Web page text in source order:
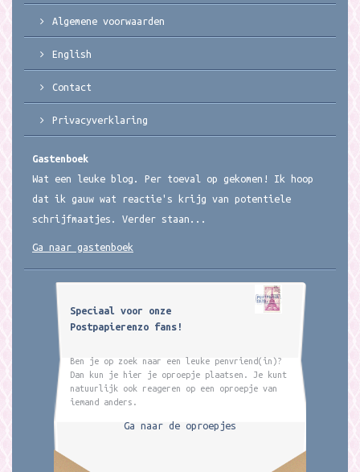
Algemene voorwaarden
English
Contact
Privacyverklaring
Gastenboek
Wat een leuke blog. Per toeval op gekomen! Ik hoop
dat ik gauw wat reactie's krijg van potentiele
schrijfmaatjes. Verder staan...
Ga naar gastenboek
Speciaal voor onze
Postpapierenzo fans!
Ben je op zoek naar een leuke penvriend(in)?
Dan kun je hier je oproepje plaatsen. Je kunt
natuurlijk ook reageren op een oproepje van
iemand anders.
Ga naar de oproepjes